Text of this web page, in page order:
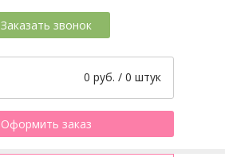
Заказать звонок
0 руб. / 0 штук
Оформить заказ